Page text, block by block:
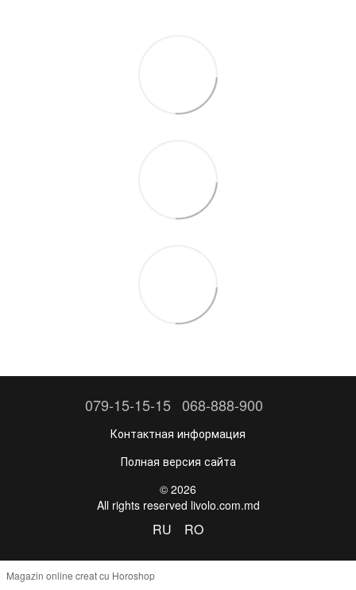
079-15-15-15 068-888-900
Контактная информация
Полная версия сайта
© 2026
All rights reserved livolo.com.md
RU RO
Magazin online creat cu Horoshop